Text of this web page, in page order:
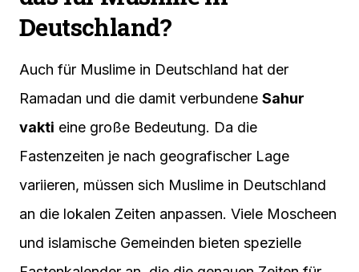
Deutschland?
Auch für Muslime in Deutschland hat der
Ramadan und die damit verbundene Sahur
vakti eine große Bedeutung. Da die
Fastenzeiten je nach geografischer Lage
variieren, müssen sich Muslime in Deutschland
an die lokalen Zeiten anpassen. Viele Moscheen
und islamische Gemeinden bieten spezielle